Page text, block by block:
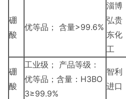
硼
酸
优等品； 含量>99.6%
淄博
弘贵
东化
工
硼
酸
工业级； 产品等级：
优等品；含量：H3BO
3≥99.9%
智利
进口